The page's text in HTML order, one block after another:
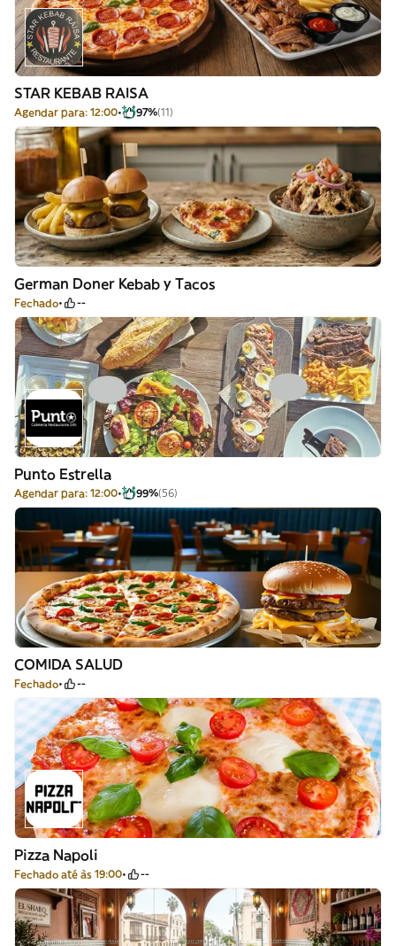
STAR KEBAB RAISA
Agendar para: 12:00 97%(11)
German Doner Kebab y Tacos
Fechado --
Punto Estrella
Agendar para: 12:00 99%(56)
COMIDA SALUD
Fechado --
Pizza Napoli
Fechado até às 19:00 --